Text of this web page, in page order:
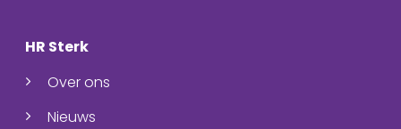
HR Sterk
Over ons
Nieuws